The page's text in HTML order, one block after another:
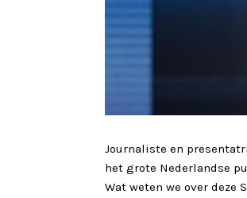
Journaliste en
het grote Nederlandse
Wat weten we over deze